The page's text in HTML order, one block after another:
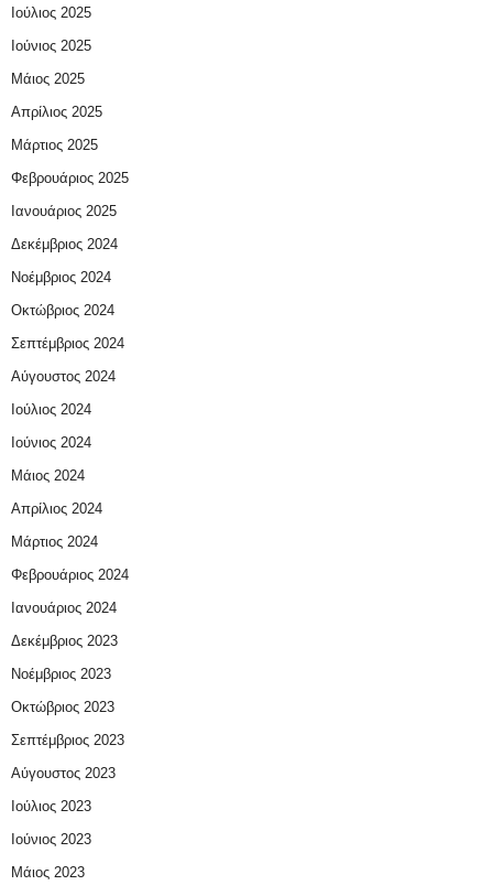
Ιούλιος 2025
Ιούνιος 2025
Μάιος 2025
Απρίλιος 2025
Μάρτιος 2025
Φεβρουάριος 2025
Ιανουάριος 2025
Δεκέμβριος 2024
Νοέμβριος 2024
Οκτώβριος 2024
Σεπτέμβριος 2024
Αύγουστος 2024
Ιούλιος 2024
Ιούνιος 2024
Μάιος 2024
Απρίλιος 2024
Μάρτιος 2024
Φεβρουάριος 2024
Ιανουάριος 2024
Δεκέμβριος 2023
Νοέμβριος 2023
Οκτώβριος 2023
Σεπτέμβριος 2023
Αύγουστος 2023
Ιούλιος 2023
Ιούνιος 2023
Μάιος 2023